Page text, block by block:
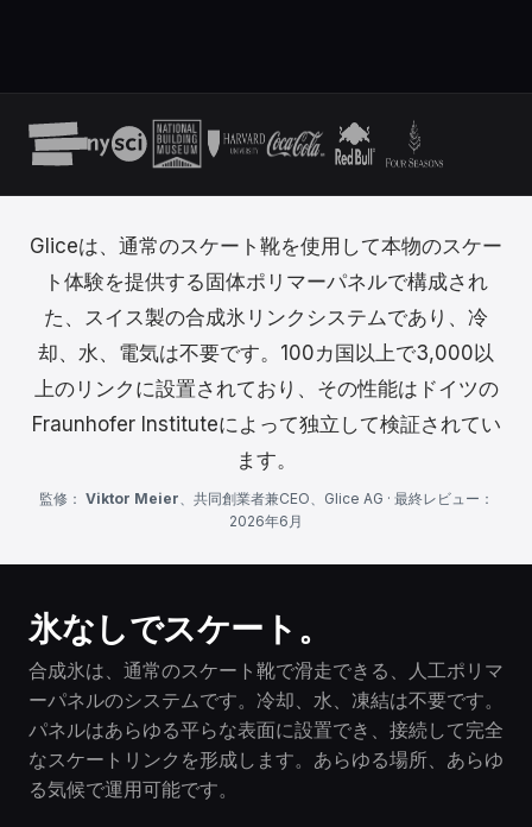
Gliceは、通常のスケート靴を使用して本物のスケー
ト体験を提供する固体ポリマーパネルで構成され
た、スイス製の合成氷リンクシステムであり、冷
却、水、電気は不要です。100カ国以上で3,000以
上のリンクに設置されており、その性能はドイツの
Fraunhofer Instituteによって独立して検証されてい
ます。
監修： Viktor Meier 、共同創業者兼CEO、Glice AG · 最終レビュー：
2026年6月
氷なしでスケート。
合成氷は、通常のスケート靴で滑走できる、人工ポリマ
ーパネルのシステムです。冷却、水、凍結は不要です。
パネルはあらゆる平らな表面に設置でき、接続して完全
なスケートリンクを形成します。あらゆる場所、あらゆ
る気候で運用可能です。